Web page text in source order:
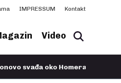
IMPRESSUM Kontakt
Video
oko Homera 08.07.2026,